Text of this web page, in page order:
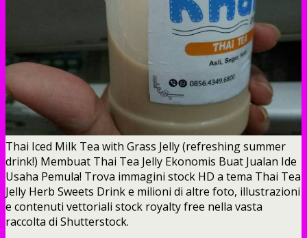
Thai Iced Milk Tea with Grass Jelly (refreshing summer
drink!) Membuat Thai Tea Jelly Ekonomis Buat Jualan Ide
Usaha Pemula! Trova immagini stock HD a tema Thai Tea
Jelly Herb Sweets Drink e milioni di altre foto, illustrazioni
e contenuti vettoriali stock royalty free nella vasta
raccolta di Shutterstock.